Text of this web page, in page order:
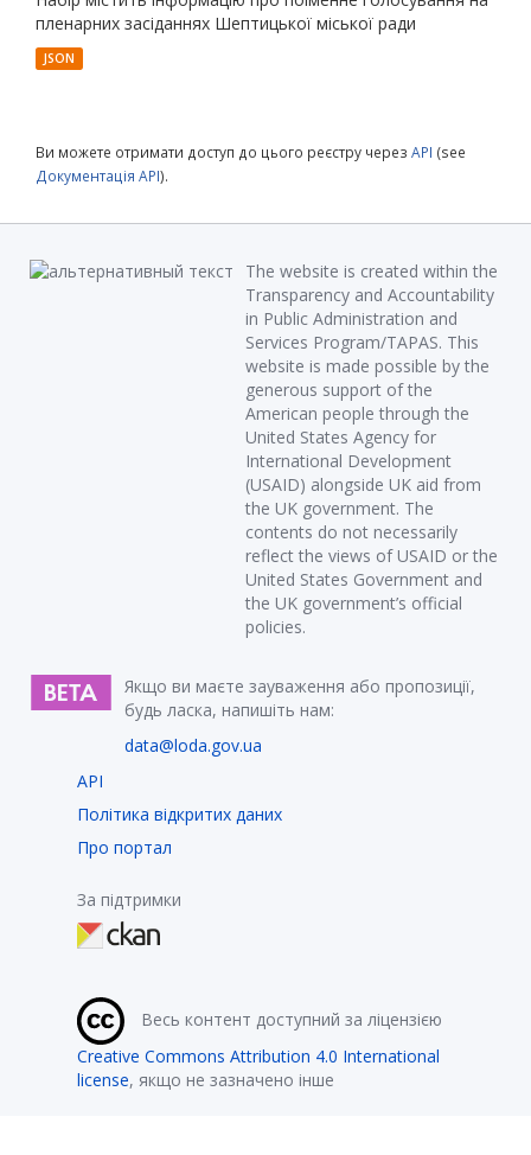
пленарних засіданнях Шептицької міської ради
JSON
Ви можете отримати доступ до цього реєстру через API (see
Документація API).
The website is created within the
Transparency and Accountability
in Public Administration and
Services Program/TAPAS. This
website is made possible by the
generous support of the
American people through the
United States Agency for
International Development
(USAID) alongside UK aid from
the UK government. The
contents do not necessarily
reflect the views of USAID or the
United States Government and
the UK government’s official
policies.
Якщо ви маєте зауваження або пропозиції,
будь ласка, напишіть нам:
data@loda.gov.ua
API
Політика відкритих даних
Про портал
За підтримки
Весь контент доступний за ліцензією
Creative Commons Attribution 4.0 International
license, якщо не зазначено інше